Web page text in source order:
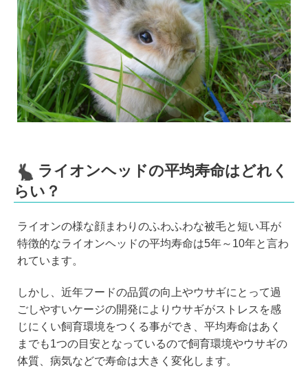
ライオンヘッドの平均寿命はどれく
らい？
ライオンの様な顔まわりのふわふわな被毛と短い耳が
特徴的なライオンヘッドの平均寿命は5年～10年と言わ
れています。
しかし、近年フードの品質の向上やウサギにとって過
ごしやすいケージの開発によりウサギがストレスを感
じにくい飼育環境をつくる事ができ、平均寿命はあく
までも1つの目安となっているので飼育環境やウサギの
体質、病気などで寿命は大きく変化します。